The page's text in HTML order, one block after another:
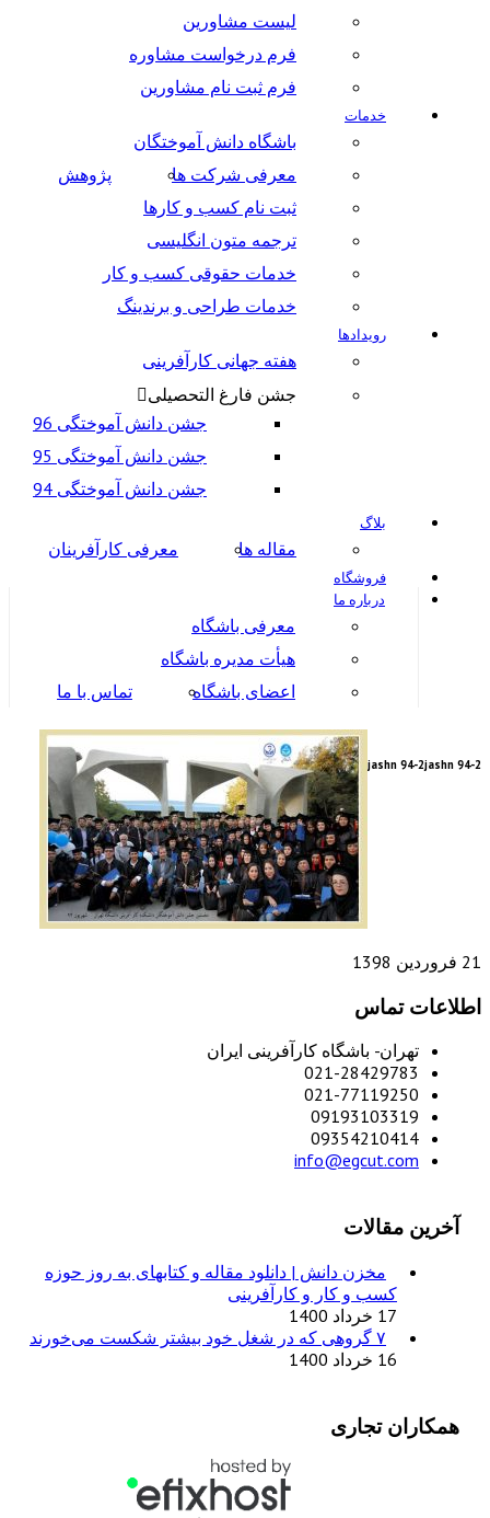
لیست مشاورین
فرم درخواست مشاوره
فرم ثبت نام مشاورین
خدمات
باشگاه دانش آموختگان
معرفی شرکت ها
پژوهش
ثبت نام کسب و کارها
ترجمه متون انگلیسی
خدمات حقوقی کسب و کار
خدمات طراحی و برندینگ
رویدادها
هفته جهانی کارآفرینی
جشن فارغ التحصیلی
جشن دانش آموختگی 96
جشن دانش آموختگی 95
جشن دانش آموختگی 94
بلاگ
مقاله ها معرفی کارآفرینان
فروشگاه
درباره ما
معرفی باشگاه
هیأت مدیره باشگاه
اعضای باشگاه
تماس با ما
jashn 94-2
jashn 94-2
21 فروردین 1398
اطلاعات تماس
تهران- باشگاه کارآفرینی ایران
021-28429783
021-77119250
09193103319
09354210414
info@egcut.com
آخرین مقالات
مخزن دانش | دانلود مقاله و کتابهای به روز حوزه
کسب و کار و کارآفرینی
17 خرداد 1400
۷ گروهی که در شغل خود بیشتر شکست می‌خورند
16 خرداد 1400
همکاران تجاری